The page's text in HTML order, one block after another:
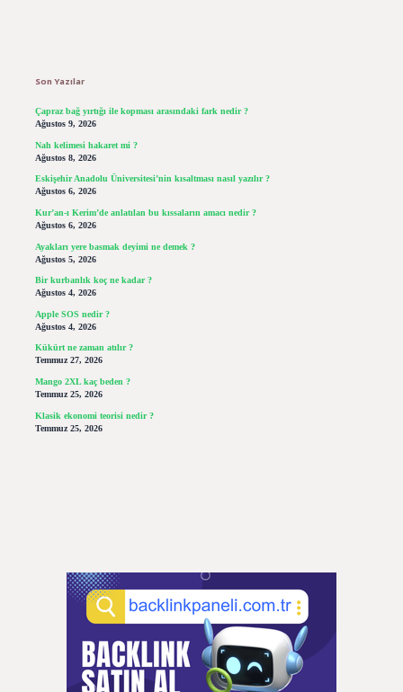
Son Yazılar
Çapraz bağ yırtığı ile kopması arasındaki fark nedir ?
Ağustos 9, 2026
Nah kelimesi hakaret mi ?
Ağustos 8, 2026
Eskişehir Anadolu Üniversitesi’nin kısaltması nasıl yazılır ?
Ağustos 6, 2026
Kur’an-ı Kerim’de anlatılan bu kıssaların amacı nedir ?
Ağustos 6, 2026
Ayakları yere basmak deyimi ne demek ?
Ağustos 5, 2026
Bir kurbanlık koç ne kadar ?
Ağustos 4, 2026
Apple SOS nedir ?
Ağustos 4, 2026
Kükürt ne zaman atılır ?
Temmuz 27, 2026
Mango 2XL kaç beden ?
Temmuz 25, 2026
Klasik ekonomi teorisi nedir ?
Temmuz 25, 2026